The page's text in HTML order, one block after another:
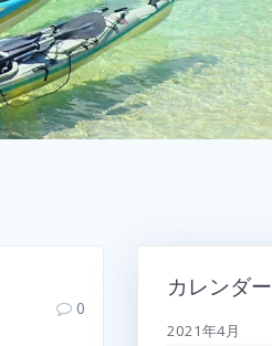
0
カレンダー
2021年4月